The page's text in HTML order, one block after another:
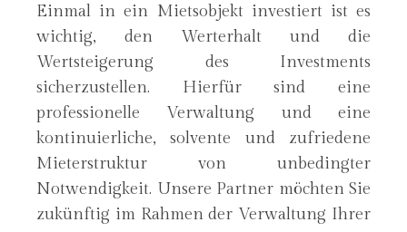
Einmal in ein Mietsobjekt investiert ist es
wichtig, den Werterhalt und die
Wertsteigerung des Investments
sicherzustellen. Hierfür sind eine
professionelle Verwaltung und eine
kontinuierliche, solvente und zufriedene
Mieterstruktur von unbedingter
Notwendigkeit. Unsere Partner möchten Sie
zukünftig im Rahmen der Verwaltung Ihrer